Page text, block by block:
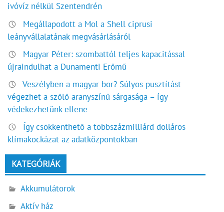
ivóvíz nélkül Szentendrén
Megállapodott a Mol a Shell ciprusi
leányvállalatának megvásárlásáról
Magyar Péter: szombattól teljes kapacitással
újraindulhat a Dunamenti Erőmű
Veszélyben a magyar bor? Súlyos pusztítást
végezhet a szőlő aranyszínű sárgasága – így
védekezhetünk ellene
Így csökkenthető a többszázmilliárd dolláros
klímakockázat az adatközpontokban
KATEGÓRIÁK
Akkumulátorok
Aktív ház